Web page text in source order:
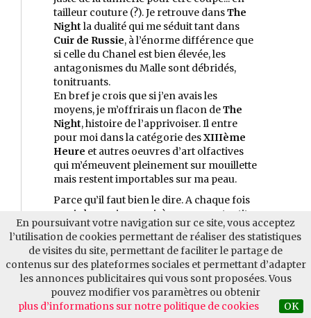
En poursuivant votre navigation sur ce site, vous acceptez
l’utilisation de cookies permettant de réaliser des statistiques
de visites du site, permettant de faciliter le partage de
contenus sur des plateformes sociales et permettant d’adapter
les annonces publicitaires qui vous sont proposées. Vous
pouvez modifier vos paramètres ou obtenir
plus d’informations sur notre politique de cookies
OK
tailleur couture (?). Je retrouve dansThe
Night la dualité qui me séduit tant dans
Cuir de Russie, à l’énorme différence que
si celle du Chanel est bien élevée, les
antagonismes du Malle sont débridés,
tonitruants.
En bref je crois que si j’en avais les
moyens, je m’offrirais un flacon deThe
Night, histoire de l’apprivoiser. Il entre
pour moi dans la catégorie desXIIIème
Heure et autres oeuvres d’art olfactives
qui m’émeuvent pleinement sur mouillette
mais restent importables sur ma peau.
Parce qu’il faut bien le dire. A chaque fois
que je le respire, un sirène grave retentit
dans mon cerveau accompagnée de son
gyrophare rouge pour hurler "Alerte !
Retire ton nez delà, c’est pas propre !".
Répondre à ce commentaire|Signaler
un abus